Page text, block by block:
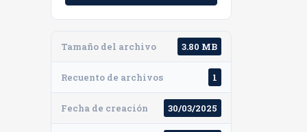
Tamaño del archivo 3.80 MB
Recuento de archivos 1
Fecha de creación 30/03/2025